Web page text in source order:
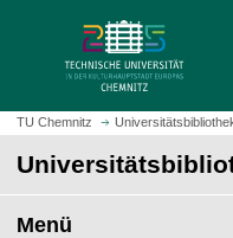
z
t
e
i
t
TU Chemnitz
Menü